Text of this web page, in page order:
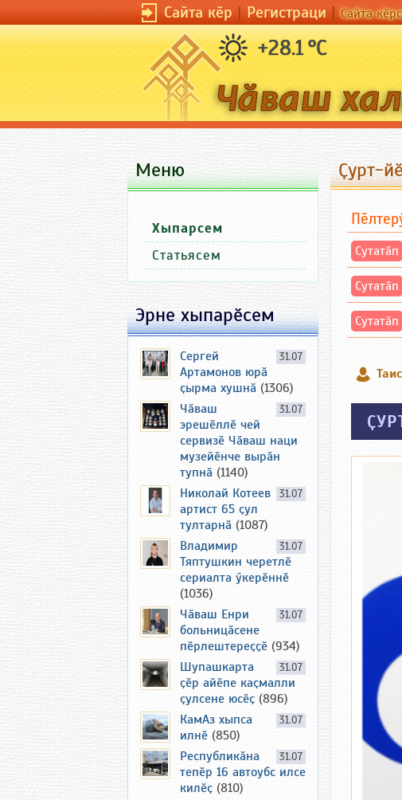
Сайта кӗр|Регистраци|Сайта
+28.1 °C
Ҫурт-
Сутатӑп
Сутатӑп
Сутатӑп
Меню
Хыпарсем
Статьясем
Эрне хыпарӗсем
31.07
Сергей
Артамонов юрӑ
ҫырма хушнӑ (1306)
31.07
Чӑваш
эрешӗллӗ чей
сервизӗ Чӑваш наци
музейӗнче вырӑн
тупнӑ (1140)
31.07
Николай Котеев
артист 65 ҫул
тултарнӑ (1087)
31.07
Владимир
Тяптушкин черетлӗ
сериалта ӳкерӗннӗ
(1036)
31.07
Чӑваш Енри
больницӑсене
пӗрлештереҫҫӗ (934)
31.07
Шупашкарта
ҫӗр айӗпе каҫмалли
ҫулсене юсӗҫ (896)
31.07
КамАз хыпса
илнӗ (850)
31.07
Республикӑна
тепӗр 16 автоубс илсе
килӗҫ (810)